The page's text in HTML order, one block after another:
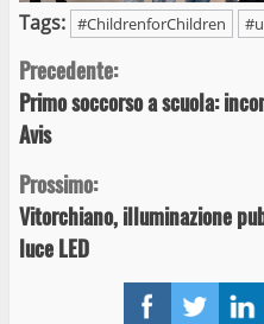
Facebook
Tags: #ChildrenforChildren
Continue
Reading
Precedente:
Primo soccorso a scuola:
Avis
Prossimo:
Vitorchiano, illuminazione
luce LED